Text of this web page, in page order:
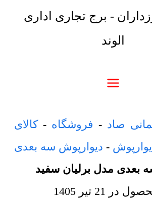
- برج تجاری اداری
الوند
صاد - فروشگاه -کالای
- دیوارپوش سه بعدی
بعدی مدل برلیان سفید
در 21 تیر 1405